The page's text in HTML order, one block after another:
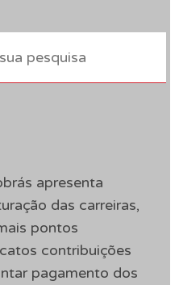
apresenta
das carreiras,
pontos
contribuições
pagamento dos